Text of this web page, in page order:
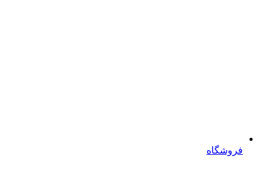
فروشگاه